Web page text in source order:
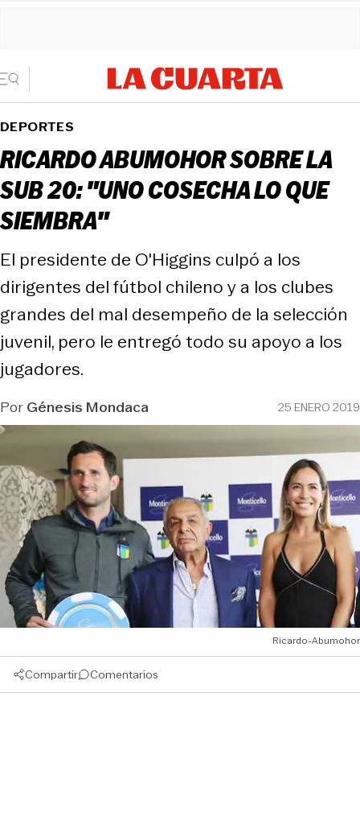
DEPORTES
RICARDO ABUMOHOR SOBRE LA
SUB 20: "UNO COSECHA LO QUE
SIEMBRA"
El presidente de O'Higgins culpó a los
dirigentes del fútbol chileno y a los clubes
grandes del mal desempeño de la selección
juvenil, pero le entregó todo su apoyo a los
jugadores.
PorGénesis Mondaca 25 ENERO 2019
Ricardo-Abumohor
Compartir Comentarios